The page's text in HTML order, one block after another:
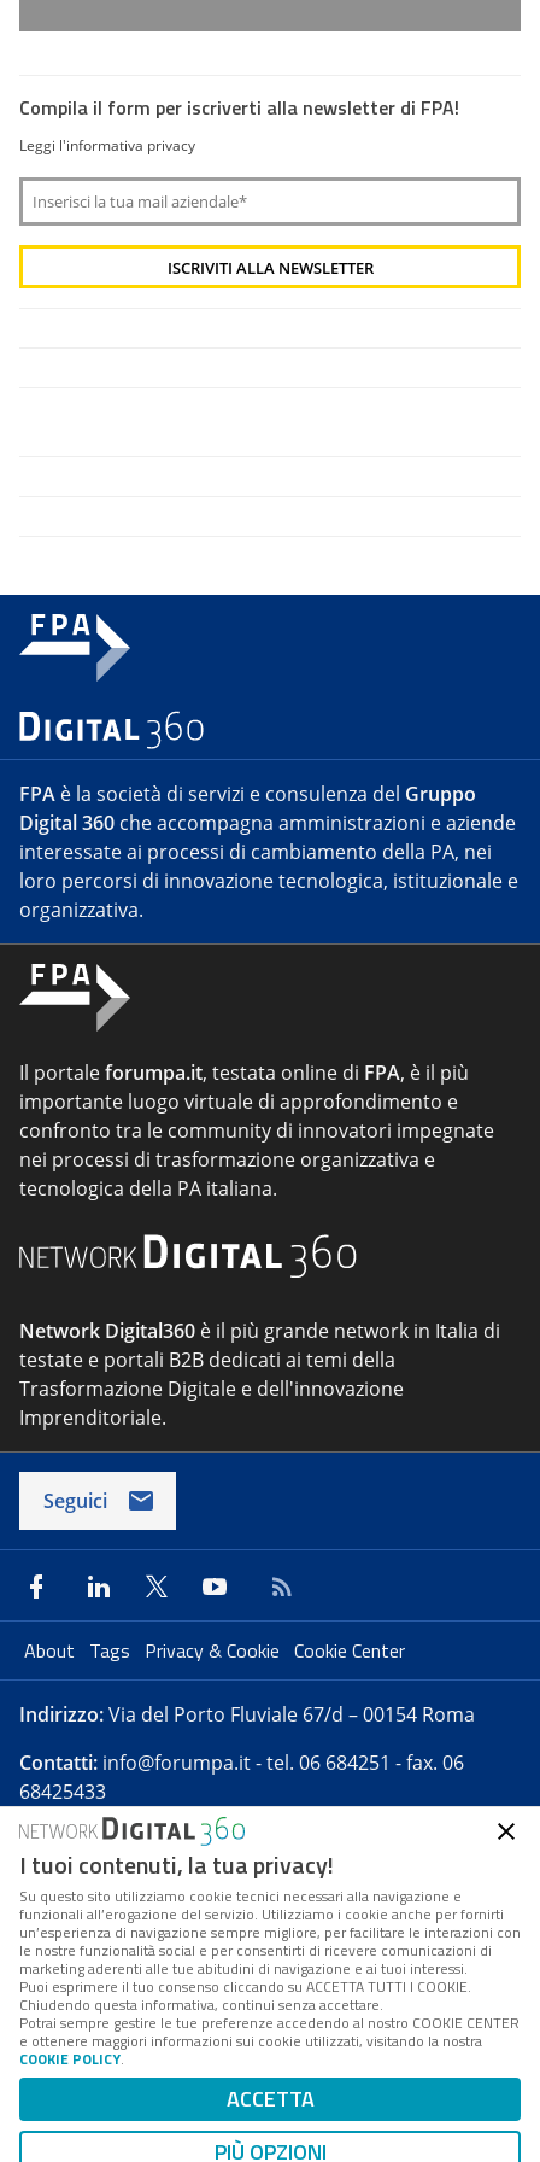
Compila il form per iscriverti alla newsletter di FPA!
Leggi l'informativa privacy
FPA è la società di servizi e consulenza del Gruppo
Digital 360 che accompagna amministrazioni e aziende
interessate ai processi di cambiamento della PA, nei
loro percorsi di innovazione tecnologica, istituzionale e
organizzativa.
Il portaleforumpa.it, testata online di FPA, è il più
importante luogo virtuale di approfondimento e
confronto tra le community di innovatori impegnate
nei processi di trasformazione organizzativa e
tecnologica della PA italiana.
Network Digital360 è il più grande network in Italia di
testate e portali B2B dedicati ai temi della
Trasformazione Digitale e dell'innovazione
Imprenditoriale.
Seguici
About Tags Privacy & Cookie Cookie Center
Indirizzo:Via del Porto Fluviale 67/d – 00154 Roma
Contatti: info@forumpa.it- tel. 06 684251 - fax. 06
68425433
Forumpa.itè una pubblicazione telematica iscritta
presso Registro della stampa del Tribunale di Roma -
Reg. n. 182 del 2 maggio 2008 - Direttore resp. Michela
Stentella
FPA s.r.l. è società soggetta a Direzione e
Coordinamento da parte di Digital360 S.p.A. - FPA s.r.l.
è un'azienda certificata per il sistema di management
Codice Fiscale/Partita IVA n. 10693191008 - R.E.A. Roma
n. 1249791. ISP AWS
Mappa del sito
I tuoi contenuti, la tua privacy!
Su questo sito utilizziamo cookie tecnici necessari alla navigazione e
funzionali all’erogazione del servizio. Utilizziamo i cookie anche per fornirti
un’esperienza di navigazione sempre migliore, per facilitare le interazioni con
le nostre funzionalità social e per consentirti di ricevere comunicazioni di
marketing aderenti alle tue abitudini di navigazione e ai tuoi interessi.
Puoi esprimere il tuo consenso cliccando su ACCETTA TUTTI I COOKIE.
Chiudendo questa informativa, continui senza accettare.
Potrai sempre gestire le tue preferenze accedendo al nostro COOKIE CENTER
e ottenere maggiori informazioni sui cookie utilizzati, visitando la nostra
COOKIE POLICY.
ACCETTA
PIÙ OPZIONI